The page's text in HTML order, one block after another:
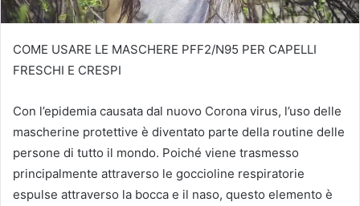
COME USARE LE MASCHERE PFF2/N95 PER CAPELLI
FRESCHI E CRESPI
Con l’epidemia causata dal nuovo Corona virus, l’uso delle
mascherine protettive è diventato parte della routine delle
persone di tutto il mondo. Poiché viene trasmesso
principalmente attraverso le goccioline respiratorie
espulse attraverso la bocca e il naso, questo elemento è